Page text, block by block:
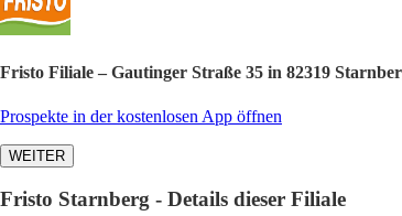
Fristo Filiale – Gautinger Straße 35 in 82319
Prospekte in der kostenlosen App öffnen
WEITER
Fristo Starnberg - Details dieser Filiale